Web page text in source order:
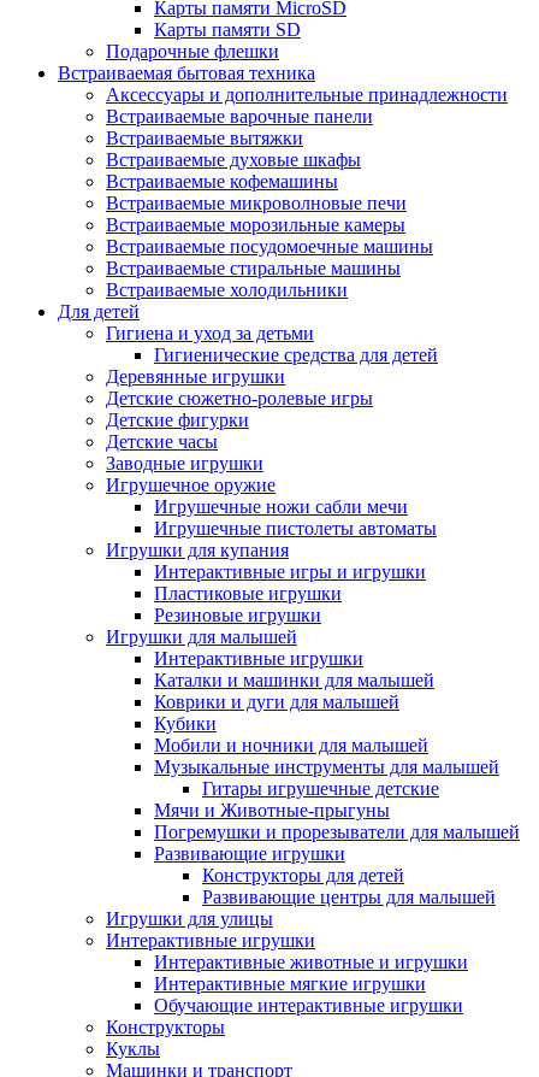
Карты памяти MicroSD
Карты памяти SD
Подарочные флешки
Встраиваемая бытовая техника
Аксессуары и дополнительные принадлежности
Встраиваемые варочные панели
Встраиваемые вытяжки
Встраиваемые духовые шкафы
Встраиваемые кофемашины
Встраиваемые микроволновые печи
Встраиваемые морозильные камеры
Встраиваемые посудомоечные машины
Встраиваемые стиральные машины
Встраиваемые холодильники
Для детей
Гигиена и уход за детьми
Гигиенические средства для детей
Деревянные игрушки
Детские сюжетно-ролевые игры
Детские фигурки
Детские часы
Заводные игрушки
Игрушечное оружие
Игрушечные ножи сабли мечи
Игрушечные пистолеты автоматы
Игрушки для купания
Интерактивные игры и игрушки
Пластиковые игрушки
Резиновые игрушки
Игрушки для малышей
Интерактивные игрушки
Каталки и машинки для малышей
Коврики и дуги для малышей
Кубики
Мобили и ночники для малышей
Музыкальные инструменты для малышей
Гитары игрушечные детские
Мячи и Животные-прыгуны
Погремушки и прорезыватели для малышей
Развивающие игрушки
Конструкторы для детей
Развивающие центры для малышей
Игрушки для улицы
Интерактивные игрушки
Интерактивные животные и игрушки
Интерактивные мягкие игрушки
Обучающие интерактивные игрушки
Конструкторы
Куклы
Машинки и транспорт